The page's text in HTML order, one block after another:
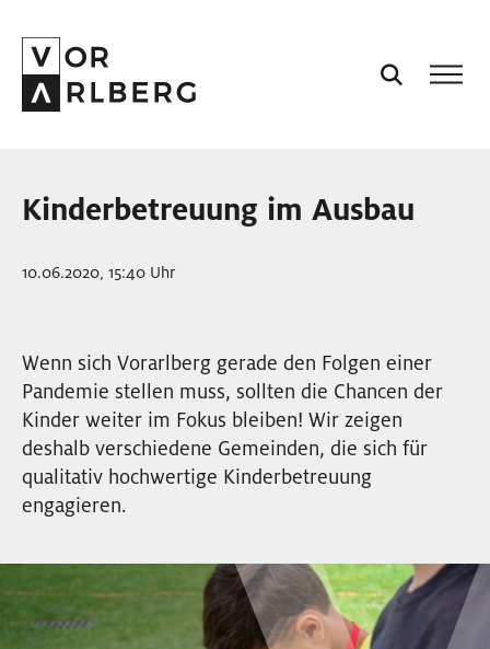
PODCASTS
VISION
EVENTS
Kinderbetreuung im Ausbau
10.06.2020, 15:40 Uhr
Wenn sich Vorarlberg gerade den Folgen einer
Pandemie stellen muss, sollten die Chancen der
Kinder weiter im Fokus bleiben! Wir zeigen
deshalb verschiedene Gemeinden, die sich für
qualitativ hochwertige Kinderbetreuung
engagieren.